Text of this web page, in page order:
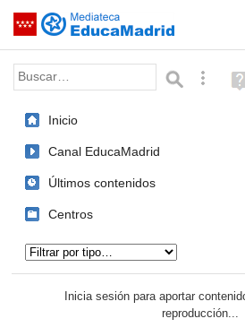
Saltar navegación
Palabra o frase: Búsqueda
(en
Inicio
Canal EducaMadrid
Últimos contenidos
Centros
Inicia sesión para aportar
reproducción...